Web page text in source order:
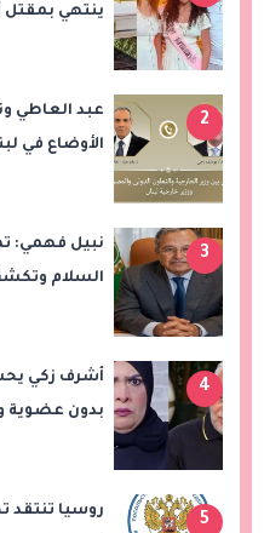
ينتهي بمقتل
2
عبد العاطي
الأوضاع في
3
نبيل فهمي:
السلام وتكشف
4
أشرف زكي
بدون عضوية
5
روسيا تنتقد